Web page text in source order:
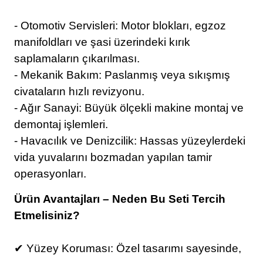
- Otomotiv Servisleri: Motor blokları, egzoz
manifoldları ve şasi üzerindeki kırık
saplamaların çıkarılması.
- Mekanik Bakım: Paslanmış veya sıkışmış
civataların hızlı revizyonu.
- Ağır Sanayi: Büyük ölçekli makine montaj ve
demontaj işlemleri.
- Havacılık ve Denizcilik: Hassas yüzeylerdeki
vida yuvalarını bozmadan yapılan tamir
operasyonları.
Ürün Avantajları – Neden Bu Seti Tercih
Etmelisiniz?
✔ Yüzey Koruması: Özel tasarımı sayesinde,